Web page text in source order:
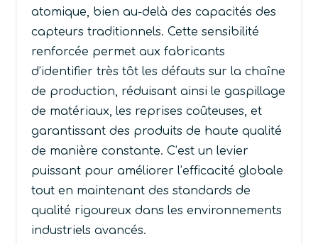
atomique, bien au-delà des capacités des
capteurs traditionnels. Cette sensibilité
renforcée permet aux fabricants
d’identifier très tôt les défauts sur la chaîne
de production, réduisant ainsi le gaspillage
de matériaux, les reprises coûteuses, et
garantissant des produits de haute qualité
de manière constante. C’est un levier
puissant pour améliorer l’efficacité globale
tout en maintenant des standards de
qualité rigoureux dans les environnements
industriels avancés.